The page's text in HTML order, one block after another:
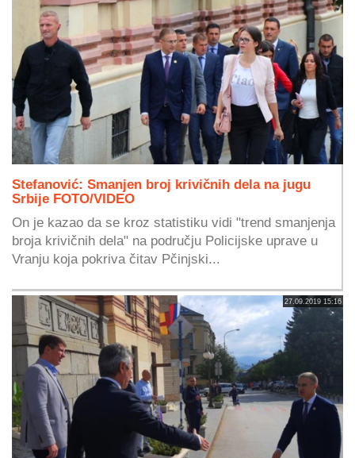
Stefanović: Smanjen broj krivičnih dela na jugu
Srbije FOTO/VIDEO
On je kazao da se kroz statistiku vidi "trend smanjenja
broja krivičnih dela" na području Policijske uprave u
Vranju koja pokriva čitav Pčinjski...
27.09.2019 15:16